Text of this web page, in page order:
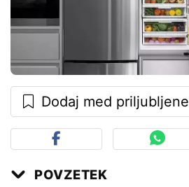
Dodaj med priljubljene
POVZETEK